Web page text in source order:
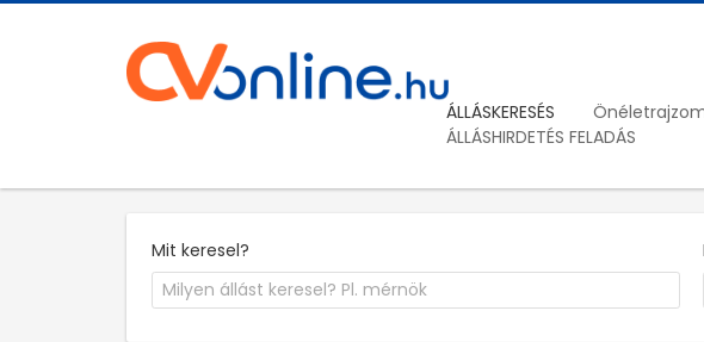
ÁLLÁSKERESÉS
ÁLLÁSHIRDETÉS FELADÁS
Mit keresel?